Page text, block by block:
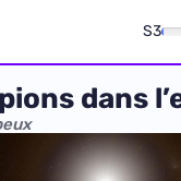
S3
dans